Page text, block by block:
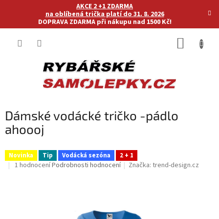
AKCE 2 +1 ZDARMA
na oblíbená trička platí do 31. 8. 2026
DOPRAVA ZDARMA při nákupu nad 1500 Kč!
Dámské vodácké tričko -pádlo
ahoooj
Novinka Tip Vodácká sezóna 2 + 1
Průměrné
1 hodnoceníPodrobnosti hodnocení Značka:trend-design.cz